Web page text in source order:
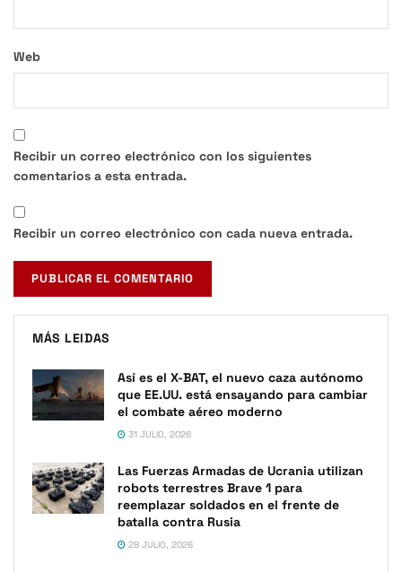
Web
Recibir un correo electrónico con los siguientes
comentarios a esta entrada.
Recibir un correo electrónico con cada nueva entrada.
MÁS LEIDAS
Así es el X-BAT, el nuevo caza autónomo
que EE.UU. está ensayando para cambiar
el combate aéreo moderno
31 JULIO, 2026
Las Fuerzas Armadas de Ucrania utilizan
robots terrestres Brave 1 para
reemplazar soldados en el frente de
batalla contra Rusia
28 JULIO, 2026